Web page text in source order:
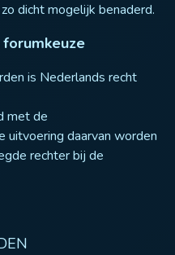
dicht mogelijk benaderd.
is Nederlands recht
met de
uitvoering daarvan worden
rechter bij de